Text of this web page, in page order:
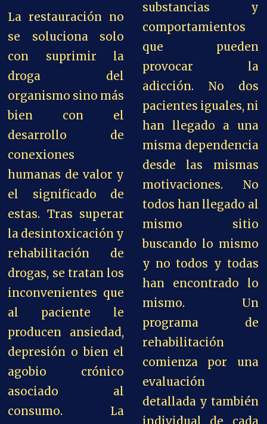
La restauración no
se soluciona solo
con suprimir la
droga del
organismo sino más
bien con el
desarrollo de
conexiones
humanas de valor y
el significado de
estas. Tras superar
la desintoxicación y
rehabilitación de
drogas, se tratan los
inconvenientes que
al paciente le
producen ansiedad,
depresión o bien el
agobio crónico
asociado al
consumo. La
substancias y
comportamientos
que pueden
provocar la
adicción. No dos
pacientes iguales, ni
han llegado a una
misma dependencia
desde las mismas
motivaciones. No
todos han llegado al
mismo sitio
buscando lo mismo
y no todos y todas
han encontrado lo
mismo. Un
programa de
rehabilitación
comienza por una
evaluación
detallada y también